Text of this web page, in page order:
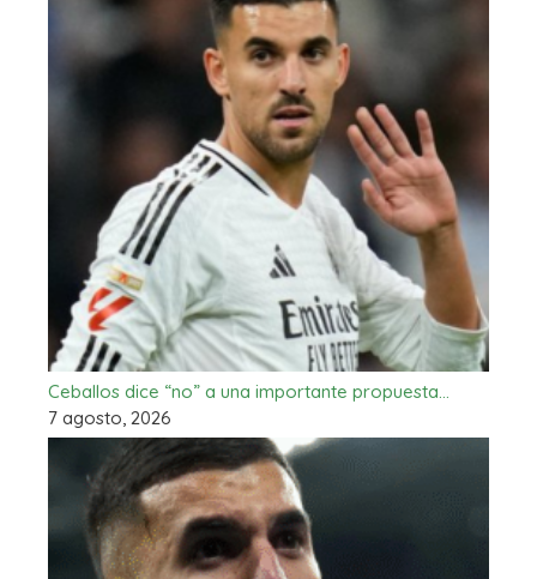
Ceballos dice “no” a una importante propuesta…
7 agosto, 2026